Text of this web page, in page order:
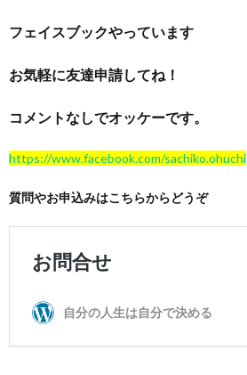
フェイスブックやっています
お気軽に友達申請してね！
コメントなしでオッケーです。
https://www.facebook.com/sachiko.ohuchi
質問やお申込みはこちらからどうぞ